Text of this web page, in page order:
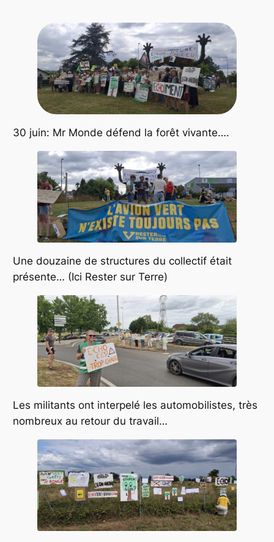
30 juin: Mr Monde défend la forêt vivante….
Une douzaine de structures du collectif était
présente… (Ici Rester sur Terre)
Les militants ont interpelé les automobilistes, très
nombreux au retour du travail…